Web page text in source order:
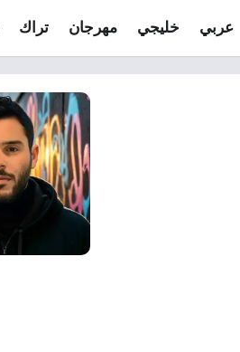
عربي خليجي مهرجان تراك